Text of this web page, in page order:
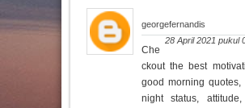
georgefernandis
28 April 2021 pukul
Che
ckout the best
good morning quotes,
night status,